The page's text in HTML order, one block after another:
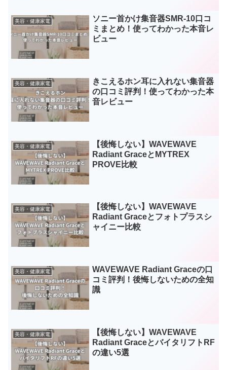
美容・健康家電
ソニー首かけ集音器SMR-10口コ
ミまとめ！使ってわかった本音レ
ビュー
美容・健康家電
きこえるホン耳に入れない集音器
の口コミ評判！使ってわかった本
音レビュー
美容・健康家電
【後悔しない】WAVEWAVE
Radiant GraceとMYTREX
PROVE比較
美容・健康家電
【後悔しない】WAVEWAVE
Radiant Graceとフォトプラスシ
ャイニー比較
美容・健康家電
WAVEWAVE Radiant Graceの口
コミ評判！後悔しないための全知
識
美容・健康家電
【後悔しない】WAVEWAVE
Radiant GraceとバイタリフトRF
の違い5選